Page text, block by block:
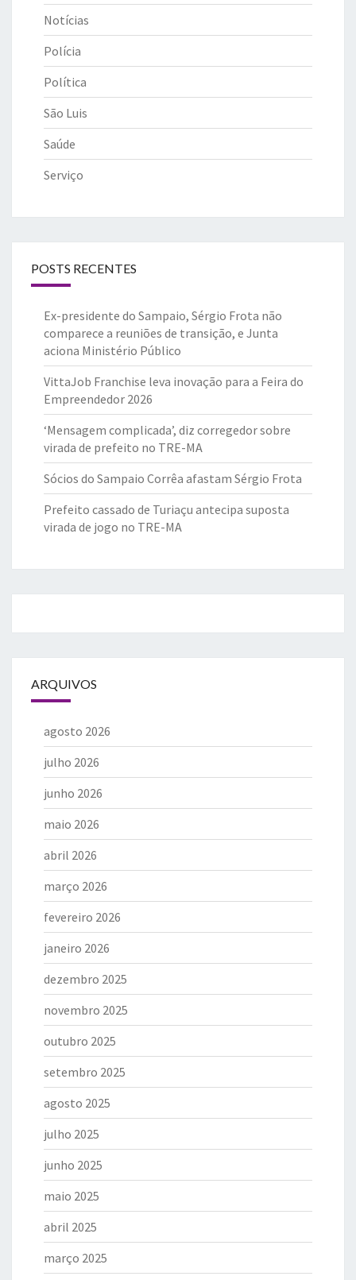
Notícias
Polícia
Política
São Luis
Saúde
Serviço
POSTS RECENTES
Ex-presidente do Sampaio, Sérgio Frota não
comparece a reuniões de transição, e Junta
aciona Ministério Público
VittaJob Franchise leva inovação para a Feira do
Empreendedor 2026
‘Mensagem complicada’, diz corregedor sobre
virada de prefeito no TRE-MA
Sócios do Sampaio Corrêa afastam Sérgio Frota
Prefeito cassado de Turiaçu antecipa suposta
virada de jogo no TRE-MA
ARQUIVOS
agosto 2026
julho 2026
junho 2026
maio 2026
abril 2026
março 2026
fevereiro 2026
janeiro 2026
dezembro 2025
novembro 2025
outubro 2025
setembro 2025
agosto 2025
julho 2025
junho 2025
maio 2025
abril 2025
março 2025